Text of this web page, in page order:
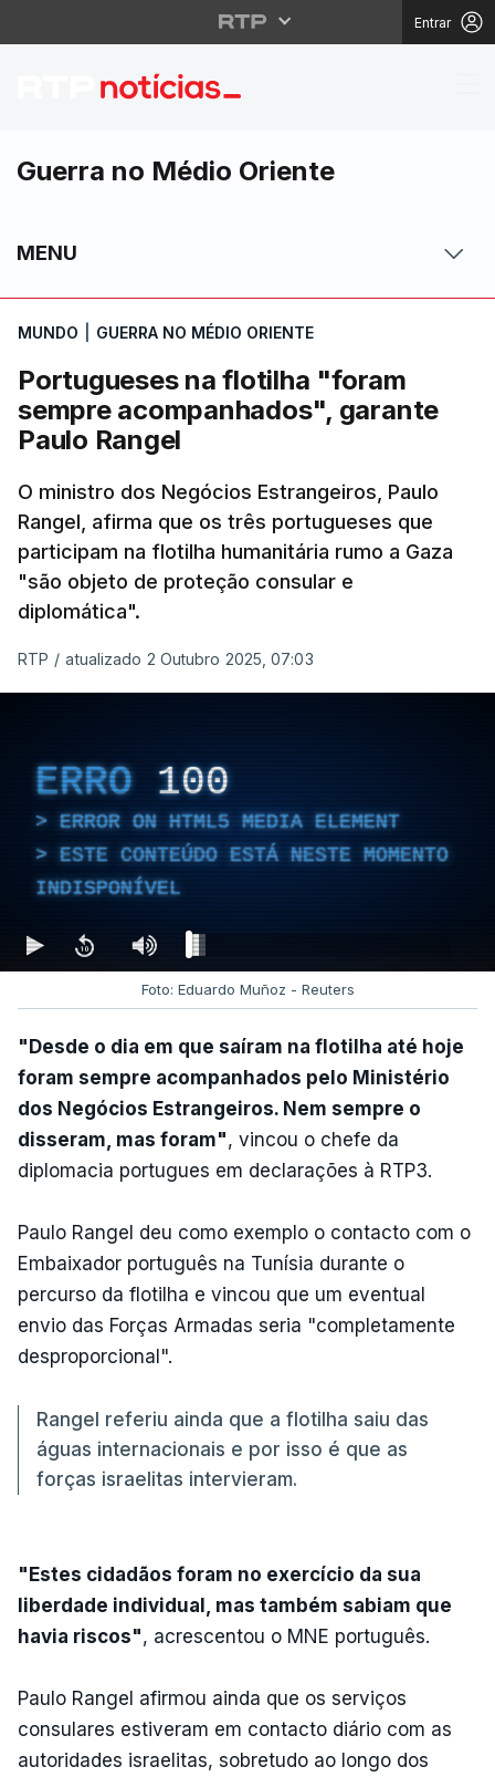
Entrar
Portugueses na
Guerra no Médio Oriente
MENU
MUNDO GUERRA NO MÉDIO ORIENTE
Portugueses na flotilha "foram
sempre acompanhados", garante
Paulo Rangel
O ministro dos Negócios Estrangeiros, Paulo
Rangel, afirma que os três portugueses que
participam na flotilha humanitária rumo a Gaza
"são objeto de proteção consular e
diplomática".
RTP / atualizado 2 Outubro 2025, 07:03
ERRO 100
ERROR ON HTML5 MEDIA ELEMENT
ESTE CONTEÚDO ESTÁ NESTE MOMENTO
INDISPONÍVEL
Foto: Eduardo Muñoz - Reuters
"Desde o dia em que saíram na flotilha até hoje
foram sempre acompanhados pelo Ministério
dos Negócios Estrangeiros. Nem sempre o
disseram, mas foram", vincou o chefe da
diplomacia portugues em declarações à RTP3.
Paulo Rangel deu como exemplo o contacto com o
Embaixador português na Tunísia durante o
percurso da flotilha e vincou que um eventual
envio das Forças Armadas seria "completamente
desproporcional".
Rangel referiu ainda que a flotilha saiu das
águas internacionais e por isso é que as
forças israelitas intervieram.
"Estes cidadãos foram no exercício da sua
liberdade individual, mas também sabiam que
havia riscos", acrescentou o MNE português.
Paulo Rangel afirmou ainda que os serviços
consulares estiveram em contacto diário com as
autoridades israelitas, sobretudo ao longo dos